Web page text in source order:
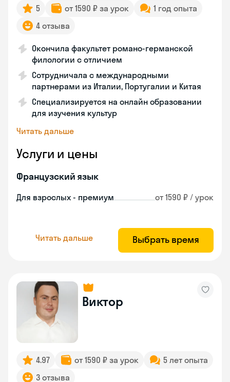
5 от 1590 ₽ за урок
1 год опыта
4 отзыва
Окончила факультет романо-германской
филологии с отличием
Сотрудничала с международными
партнерами из Италии, Португалии и Китая
Специализируется на онлайн образовании
для изучения культур
Читать дальше
Услуги и цены
Французский язык
Для взрослых - премиум от 1590 ₽ / урок
Читать дальше Выбрать время
Виктор
4.97 от 1590 ₽ за урок
5 лет опыта
3 отзыва